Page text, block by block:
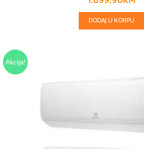
DODAJ U KORPU
Akcija!